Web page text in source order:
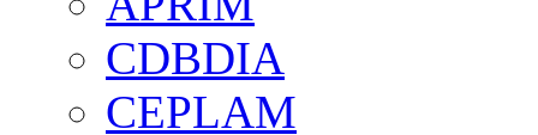
CDBDIA
CEPLAM